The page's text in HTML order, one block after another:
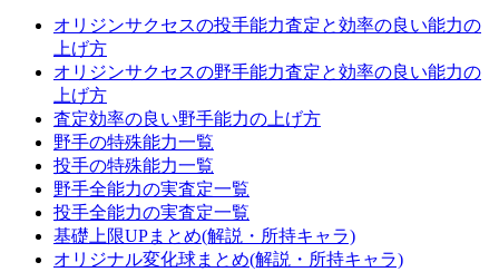
オリジンサクセスの投手能力査定と効率の良い能力の
上げ方
オリジンサクセスの野手能力査定と効率の良い能力の
上げ方
査定効率の良い野手能力の上げ方
野手の特殊能力一覧
投手の特殊能力一覧
野手全能力の実査定一覧
投手全能力の実査定一覧
基礎上限UPまとめ(解説・所持キャラ)
オリジナル変化球まとめ(解説・所持キャラ)